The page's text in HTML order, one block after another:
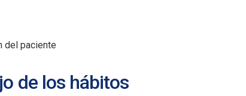
de los hábitos